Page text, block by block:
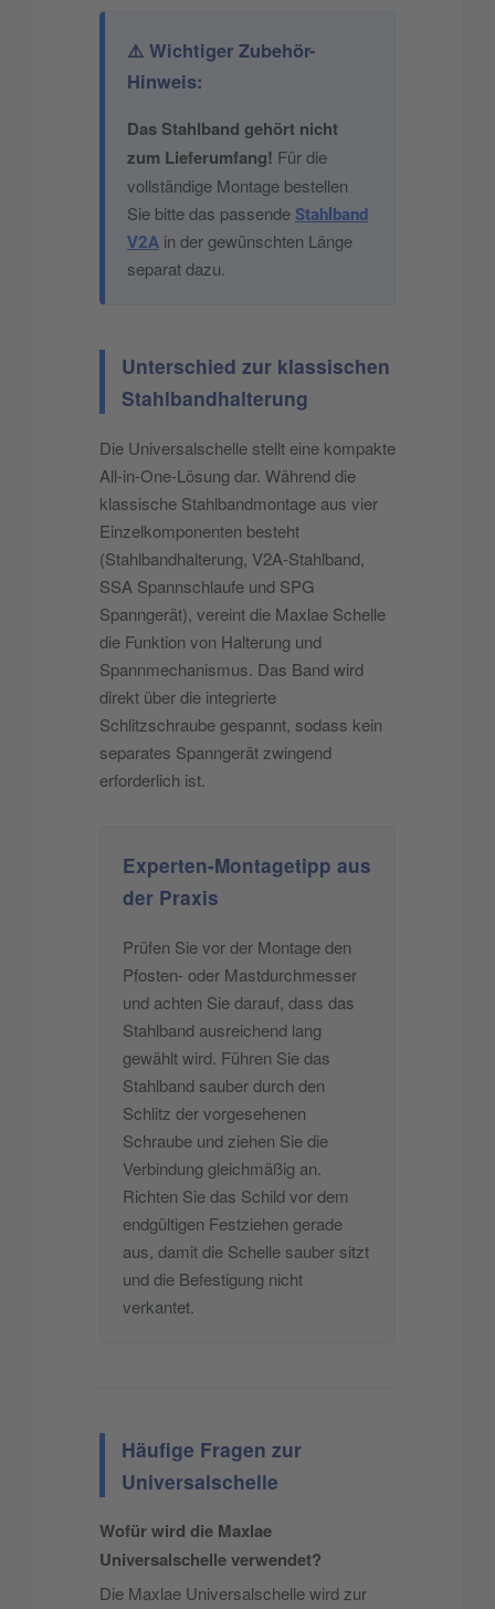
⚠️ Wichtiger Zubehör-
Hinweis:
Das Stahlband gehört nicht
zum Lieferumfang! Für die
vollständige Montage bestellen
Sie bitte das passende Stahlband
V2A in der gewünschten Länge
separat dazu.
Unterschied zur klassischen
Stahlbandhalterung
Die Universalschelle stellt eine kompakte
All-in-One-Lösung dar. Während die
klassische Stahlbandmontage aus vier
Einzelkomponenten besteht
(Stahlbandhalterung, V2A-Stahlband,
SSA Spannschlaufe und SPG
Spanngerät), vereint die Maxlae Schelle
die Funktion von Halterung und
Spannmechanismus. Das Band wird
direkt über die integrierte
Schlitzschraube gespannt, sodass kein
separates Spanngerät zwingend
erforderlich ist.
Experten-Montagetipp aus
der Praxis
Prüfen Sie vor der Montage den
Pfosten- oder Mastdurchmesser
und achten Sie darauf, dass das
Stahlband ausreichend lang
gewählt wird. Führen Sie das
Stahlband sauber durch den
Schlitz der vorgesehenen
Schraube und ziehen Sie die
Verbindung gleichmäßig an.
Richten Sie das Schild vor dem
endgültigen Festziehen gerade
aus, damit die Schelle sauber sitzt
und die Befestigung nicht
verkantet.
Häufige Fragen zur
Universalschelle
Wofür wird die Maxlae
Universalschelle verwendet?
Die Maxlae Universalschelle wird zur